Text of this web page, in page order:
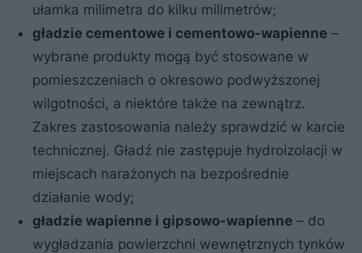
ułamka milimetra do kilku milimetrów;
gładzie cementowe i cementowo-wapienne –
wybrane produkty mogą być stosowane w
pomieszczeniach o okresowo podwyższonej
wilgotności, a niektóre także na zewnątrz.
Zakres zastosowania należy sprawdzić w karcie
technicznej. Gładź nie zastępuje hydroizolacji w
miejscach narażonych na bezpośrednie
działanie wody;
gładzie wapienne i gipsowo-wapienne – do
wygładzania powierzchni wewnętrznych tynków